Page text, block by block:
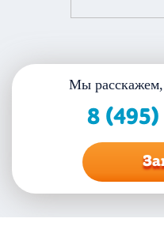
Мы расскажем,
8 (495)